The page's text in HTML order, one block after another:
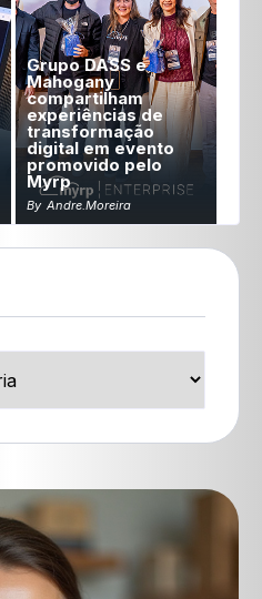
Grupo DASS e
Mahogany
compartilham
experiências de
transformação
digital em evento
promovido pelo
Myrp
By Andre.moreira